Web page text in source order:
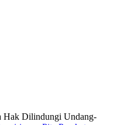
Hak Dilindungi Undang-